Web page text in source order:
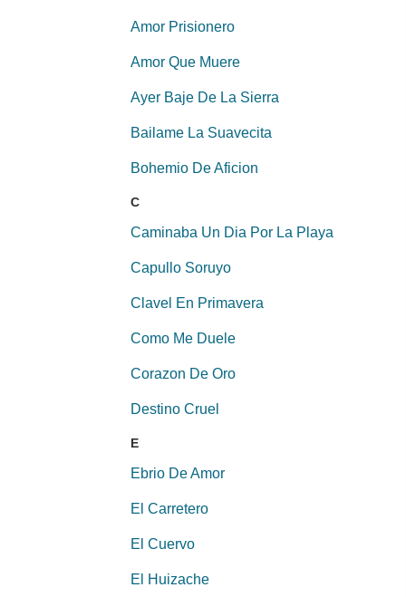
Amor Prisionero
Amor Que Muere
Ayer Baje De La Sierra
Bailame La Suavecita
Bohemio De Aficion
C
Caminaba Un Dia Por La Playa
Capullo Soruyo
Clavel En Primavera
Como Me Duele
Corazon De Oro
Destino Cruel
E
Ebrio De Amor
El Carretero
El Cuervo
El Huizache